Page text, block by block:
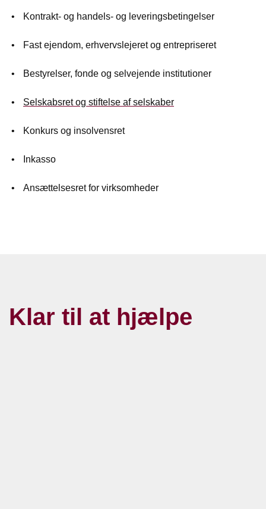
Kontrakt- og handels- og leveringsbetingelser
Fast ejendom, erhvervslejeret og entrepriseret
Bestyrelser, fonde og selvejende institutioner
Selskabsret og stiftelse af selskaber
Konkurs og insolvensret
Inkasso
Ansættelsesret for virksomheder
Klar til at hjælpe